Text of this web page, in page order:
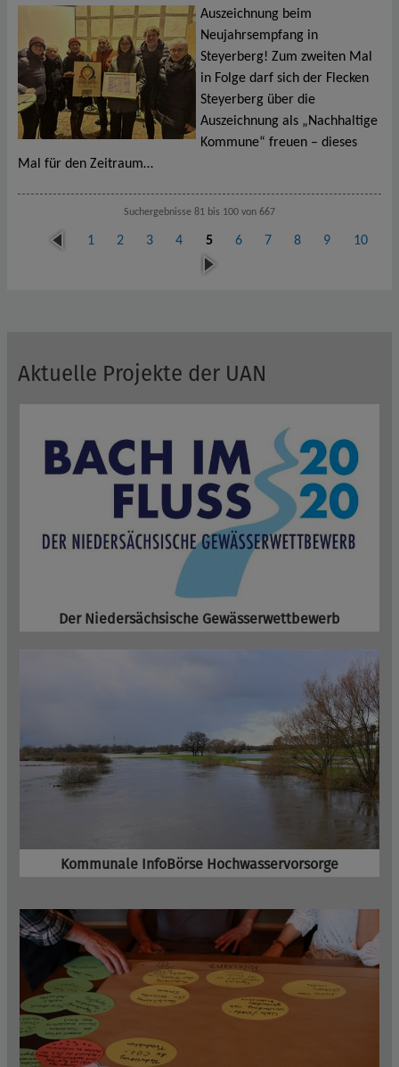
Auszeichnung beim
Neujahrsempfang in
Steyerberg! Zum zweiten Mal
in Folge darf sich der Flecken
Steyerberg über die
Auszeichnung als „Nachhaltige
Kommune“ freuen – dieses
Mal für den Zeitraum…
Suchergebnisse 81 bis 100 von 667
vor
1 2 3 4 5 6 7 8 9
10
näc
Aktuelle Projekte der UAN
Der Niedersächsische Gewässerwettbewerb
Kommunale InfoBörse Hochwasservorsorge